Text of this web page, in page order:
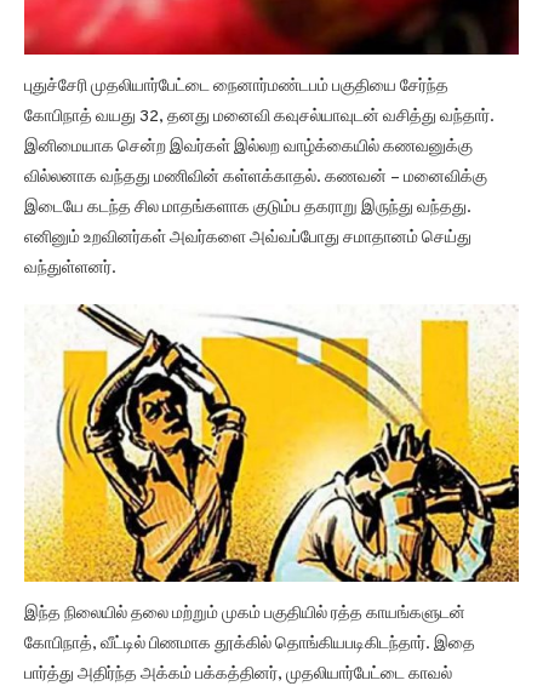
புதுச்சேரி முதலியார்பேட்டை நைனார்மண்டபம் பகுதியை சேர்ந்த
கோபிநாத் வயது 32, தனது மனைவி கவுசல்யாவுடன் வசித்து வந்தார்.
இனிமையாக சென்ற இவர்கள் இல்லற வாழ்க்கையில் கணவனுக்கு
வில்லனாக வந்தது மணிவின் கள்ளக்காதல். கணவன் – மனைவிக்கு
இடையே கடந்த சில மாதங்களாக குடும்ப தகராறு இருந்து வந்தது.
எனினும் உறவினர்கள் அவர்களை அவ்வப்போது சமாதானம் செய்து
வந்துள்ளனர்.
இந்த நிலையில் தலை மற்றும் முகம் பகுதியில் ரத்த காயங்களுடன்
கோபிநாத், வீட்டில் பிணமாக தூக்கில் தொங்கியபடிகிடந்தார். இதை
பார்த்து அதிர்ந்த அக்கம் பக்கத்தினர், முதலியார்பேட்டை காவல்